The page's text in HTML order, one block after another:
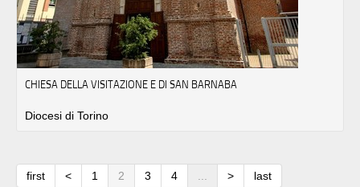
CHIESA DELLA VISITAZIONE E DI SAN BARNABA
Diocesi di Torino
first < 1 2 3 4 ... > last